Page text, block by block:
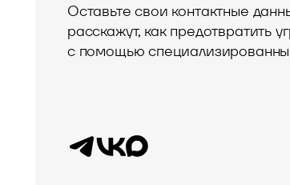
Оставьте свои контактные
расскажут, как предотвратить
с помощью